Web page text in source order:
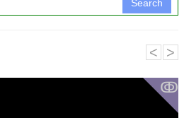
Search
ↂ
˂ ˃